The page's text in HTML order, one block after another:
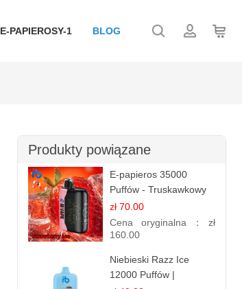
E-PAPIEROSY-1 BLOG
Produkty powiązane
E-papieros 35000
Puffów - Truskawkowy
Lód | Orzeźwiający
Smak
zł 70.00
Cena oryginalna： zł
160.00
Niebieski Razz Ice
12000 Puffów |